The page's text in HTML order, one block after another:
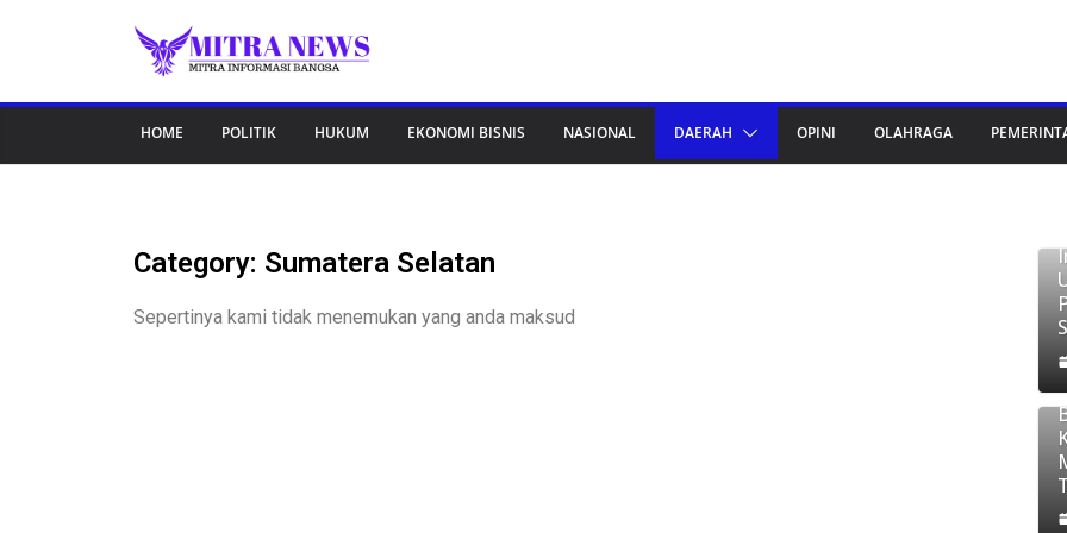
HOME POLITIK HUKUM EKONOMI BISNIS NASIONAL DAERAH OPINI OLAHRAGA
Category: Sumatera Selatan
Sepertinya kami tidak menemukan yang anda maksud